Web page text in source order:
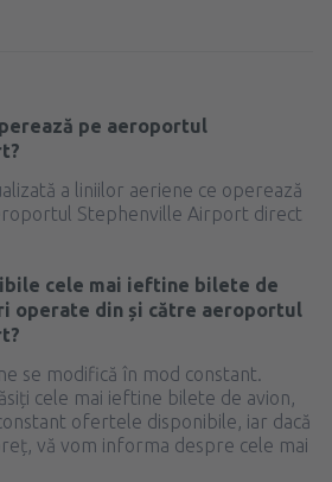
pe aeroportul
a liniilor aeriene ce operează
Stephenville Airport direct
cele mai ieftine bilete de
operate din și către aeroportul
se modifică în mod constant.
cele mai ieftine bilete de avion,
ofertele disponibile, iar dacă
vă vom informa despre cele mai